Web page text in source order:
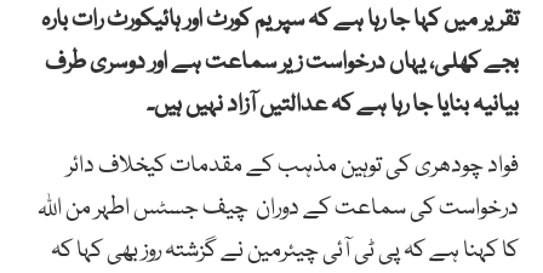
تقریر میں کہا جا رہا ہے کہ سپریم کورٹ اور ہائیکورٹ رات بارہ
بجے کھلی، یہاں درخواست زیر سماعت ہے اور دوسری طرف
بیانیہ بنایا جا رہا ہے کہ عدالتیں آزاد نہیں ہیں۔
فواد چودھری کی توہین مذہب کے مقدمات کیخلاف دائر
درخواست کی سماعت کے دوران چیف جسٹس اطہر من اللہ
کا کہنا ہے کہ پی ٹی آئی چیئرمین نے گزشتہ روز بھی کہا کہ